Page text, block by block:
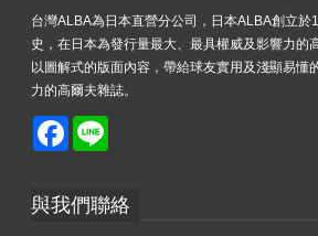
台灣ALBA為日本直營分公司，日本ALBA創立
史，在日本為發行量最大、最具權威及影響力的
以圖解式的版面內容，帶給球友實用及淺顯易懂
力的高爾夫雜誌。
Facebook
與我們聯絡